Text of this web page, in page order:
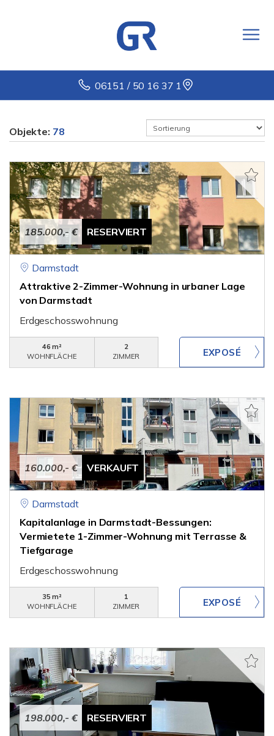
06151 / 50 16 37 1
Objekte: 78
185.000,- € RESERVIERT
Darmstadt
Attraktive 2-Zimmer-Wohnung in urbaner Lage
von Darmstadt
Erdgeschosswohnung
46 m²
WOHNFLÄCHE
2
ZIMMER
160.000,- € VERKAUFT
Darmstadt
Kapitalanlage in Darmstadt-Bessungen:
Vermietete 1-Zimmer-Wohnung mit Terrasse &
Tiefgarage
Erdgeschosswohnung
35 m²
WOHNFLÄCHE
1
ZIMMER
198.000,- € RESERVIERT